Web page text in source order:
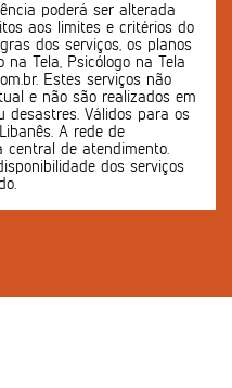
poderá ser alterada
aos limites e critérios do
dos serviços, os planos
Tela, Psicólogo na Tela
Estes serviços não
e não são realizados em
desastres. Válidos para os
A rede de
de atendimento.
dos serviços